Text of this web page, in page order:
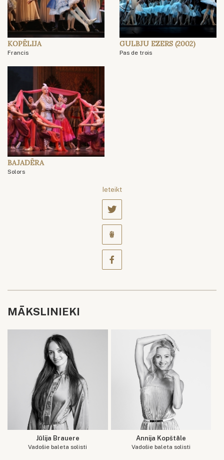
KOPĒLIJA
Francis
GULBJU EZERS (2002)
Pas de trois
BAJADĒRA
Solors
Ieteikt
MĀKSLINIEKI
Jūlija Brauere
Vadošie baleta solisti
Annija Kopštāle
Vadošie baleta solisti